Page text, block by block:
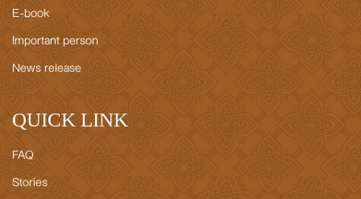
E-book
Important person
News release
QUICK LINK
FAQ
Stories